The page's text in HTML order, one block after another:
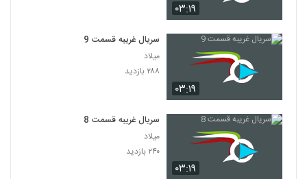
۰۳:۱۹
۰۳:۱۹
سریال غریبه قسمت 9
میلاد
۲۸۸ بازدید
۰۳:۱۹
سریال غریبه قسمت 8
میلاد
۲۴۰ بازدید